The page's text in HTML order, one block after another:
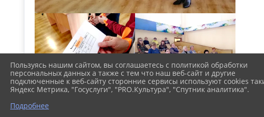
Пользуясь нашим сайтом, вы соглашаетесь с политикой обработки
персональных данных а также с тем что наш веб-сайт и другие
подключенные к веб-сайту сторонние сервисы используют cookies
Яндекс Метрика, "Госуслуги", "PRO.Культура", "Спутник аналитика".
Подробнее